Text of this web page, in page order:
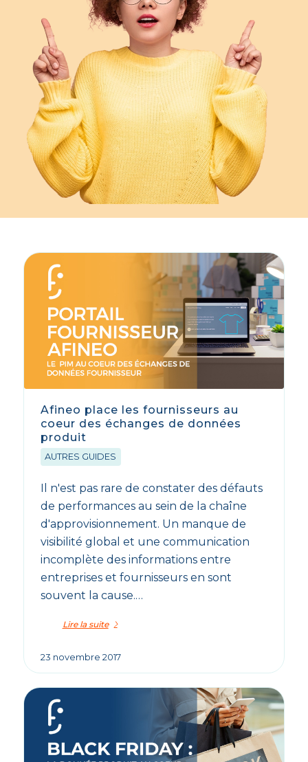
Afineo place les fournisseurs au
coeur des échanges de données
produit
AUTRES GUIDES
Il n'est pas rare de constater des défauts
de performances au sein de la chaîne
d'approvisionnement. Un manque de
visibilité global et une communication
incomplète des informations entre
entreprises et fournisseurs en sont
souvent la cause.…
Lire la suite
23 novembre 2017